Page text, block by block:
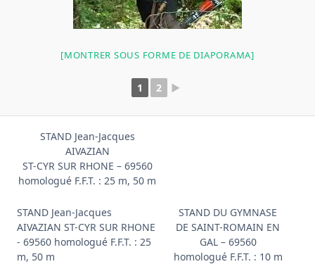
[MONTRER SOUS FORME DE DIAPORAMA]
1 2 ►
STAND Jean-Jacques
AIVAZIAN
ST-CYR SUR RHONE – 69560
homologué F.F.T. : 25 m, 50 m
STAND Jean-Jacques
AIVAZIAN ST-CYR SUR RHONE
- 69560 homologué F.F.T. : 25
m, 50 m
STAND DU GYMNASE
DE SAINT-ROMAIN EN
GAL – 69560
homologué F.F.T. : 10 m